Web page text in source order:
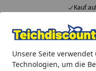
Unsere Seite
Technologien, um die
Kauf auf
Alle Produkte
Mein Konto
Suchen